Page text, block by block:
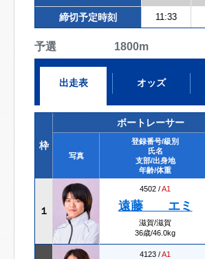
締切予定時刻 11:33
予選 1800m
出走表 オッズ
枠
ボートレーサー
写真
登録番号/級別
氏名
支部/出身地
年齢/体重
１
4502 /A1
遠藤 エミ
滋賀/滋賀
36歳/46.0kg
4123 /A1